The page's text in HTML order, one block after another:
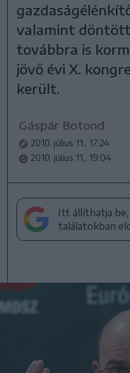
valamint
továbbra is
jövő évi X.
került.
Gáspár Botond
2010. július 11., 17:24
2010. július 11., 19:04
Itt állíthatja be,
találatokban